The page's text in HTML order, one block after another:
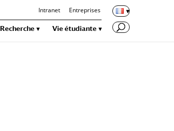
Intranet Entreprises
Recherche Vie étudiante